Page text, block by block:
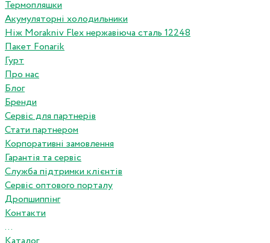
Термопляшки
Акумуляторні холодильники
Ніж Morakniv Flex нержавіюча сталь 12248
Пакет Fonarik
Гурт
Про нас
Блог
Бренди
Сервіс для партнерів
Стати партнером
Корпоративні замовлення
Гарантія та сервіс
Служба підтримки клієнтів
Сервіс оптового порталу
Дропшиппінг
Контакти
...